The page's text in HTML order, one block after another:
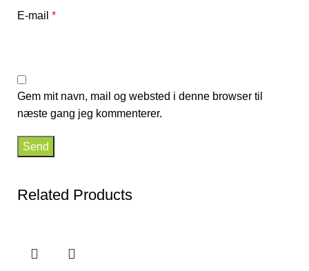
E-mail *
Gem mit navn, mail og websted i denne browser til
næste gang jeg kommenterer.
Related Products